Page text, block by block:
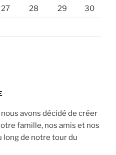
27 28 29 30
avons décidé de créer
famille, nos amis et nos
long de notre tour du